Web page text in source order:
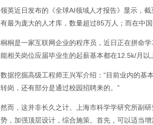
领英近日发布的《全球AI领域人才报告》显示，
有最为庞大的人才库，数量超过85万人；而在中
桐桐是一家互联网企业的程序员，近日正在拼命
能相关岗位应届毕业生的起薪基本都在12.5k/月
数据挖掘高级工程师王兴军介绍：“目前业内的基
转岗，还有部分是通过校园招聘来的。”
然而，这并非长久之计。上海市科学学研究所副
势，加强顶层设计，综合施策。首先，可以适当